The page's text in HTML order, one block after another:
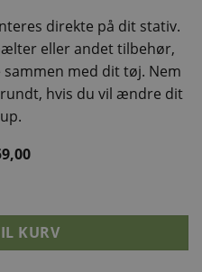
direkte på dit stativ.
eller andet tilbehør,
med dit tøj. Nem
hvis du vil ændre dit
KURV